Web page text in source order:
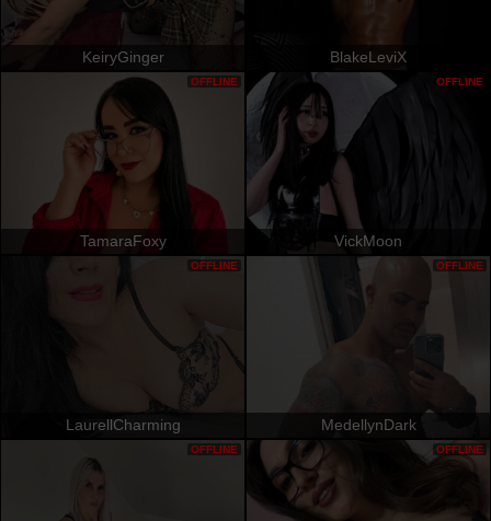
KeiryGinger BlakeLeviX
TamaraFoxy
OFFLINE
VickMoon
OFFLINE
LaurellCharming
OFFLINE
MedellynDark
OFFLINE
OFFLINE OFFLINE